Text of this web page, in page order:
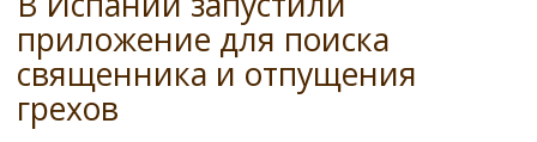
приложение для поиска
священника и отпущения
грехов